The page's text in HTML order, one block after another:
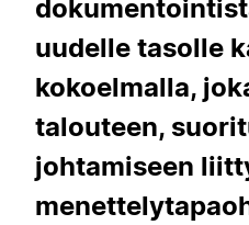
uudelle tasolle
kokoelmalla,
talouteen,
johtamiseen